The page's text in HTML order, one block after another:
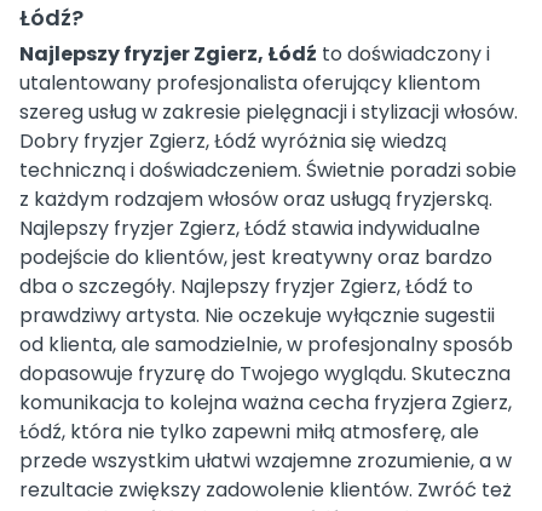
Łódź?
Najlepszy fryzjer Zgierz, Łódź to doświadczony i
utalentowany profesjonalista oferujący klientom
szereg usług w zakresie pielęgnacji i stylizacji włosów.
Dobry fryzjer Zgierz, Łódź wyróżnia się wiedzą
techniczną i doświadczeniem. Świetnie poradzi sobie
z każdym rodzajem włosów oraz usługą fryzjerską.
Najlepszy fryzjer Zgierz, Łódź stawia indywidualne
podejście do klientów, jest kreatywny oraz bardzo
dba o szczegóły. Najlepszy fryzjer Zgierz, Łódź to
prawdziwy artysta. Nie oczekuje wyłącznie sugestii
od klienta, ale samodzielnie, w profesjonalny sposób
dopasowuje fryzurę do Twojego wyglądu. Skuteczna
komunikacja to kolejna ważna cecha fryzjera Zgierz,
Łódź, która nie tylko zapewni miłą atmosferę, ale
przede wszystkim ułatwi wzajemne zrozumienie, a w
rezultacie zwiększy zadowolenie klientów. Zwróć też